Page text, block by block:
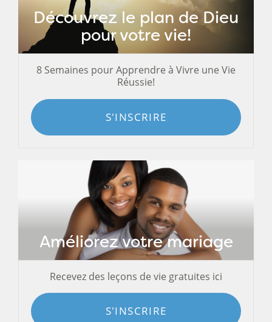
Découvrez le plan de Dieu
pour votre vie!
8 Semaines pour Apprendre à Vivre une Vie
Réussie!
S'INSCRIRE
Améliorez votre mariage
Recevez des leçons de vie gratuites ici
S'INSCRIRE